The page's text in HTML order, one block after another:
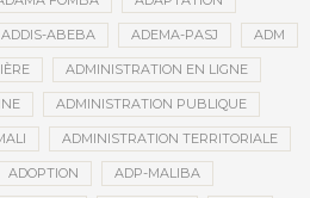
ADDIS-ABEBA ADEMA-PASJ ADM
ADMINISTRATION EN LIGNE
ADMINISTRATION PUBLIQUE
ADMINISTRATION TERRITORIALE
ADOPTION ADP-MALIBA